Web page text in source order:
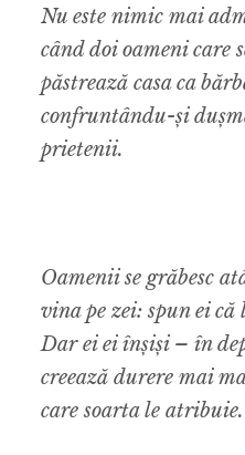
Nu este nimic mai
când doi oameni care
păstrează casa ca
confruntându-și
prietenii.
Oamenii se grăbesc
vina pe zei: spun ei că
Dar ei ei înșiși – în
creează durere mai
care soarta le atribuie.